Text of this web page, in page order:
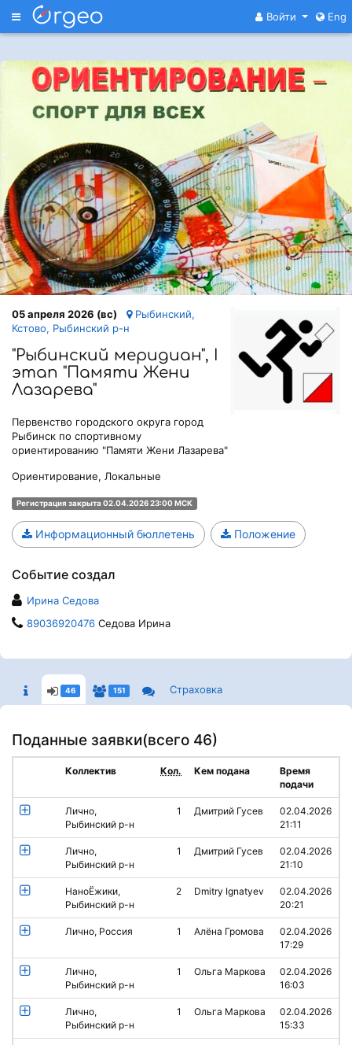
Меню Войти Eng
05 апреля 2026 (вс)
Рыбинский,
Кстово, Рыбинский р-н
"Рыбинский меридиан", I
этап "Памяти Жени
Лазарева"
Первенство городского округа город
Рыбинск по спортивному
ориентированию "Памяти Жени Лазарева"
Ориентирование, Локальные
Регистрация закрыта 02.04.2026 23:00 МСК
Информационный бюллетень Положение
Событие создал
Ирина Седова
89036920476 Седова Ирина
46 151 Страховка
Поданные заявки(всего 46)
Коллектив Кол. Кем подана
Время
подачи
Лично,
Рыбинский р-н
1 Дмитрий Гусев
02.04.2026
21:11
Лично,
Рыбинский р-н
1 Дмитрий Гусев
02.04.2026
21:10
НаноЁжики,
Рыбинский р-н
2 Dmitry Ignatyev
02.04.2026
20:21
Лично, Россия 1 Алёна Громова
02.04.2026
17:29
Лично,
Рыбинский р-н
1 Ольга Маркова
02.04.2026
16:03
Лично,
Рыбинский р-н
1 Ольга Маркова
02.04.2026
15:33